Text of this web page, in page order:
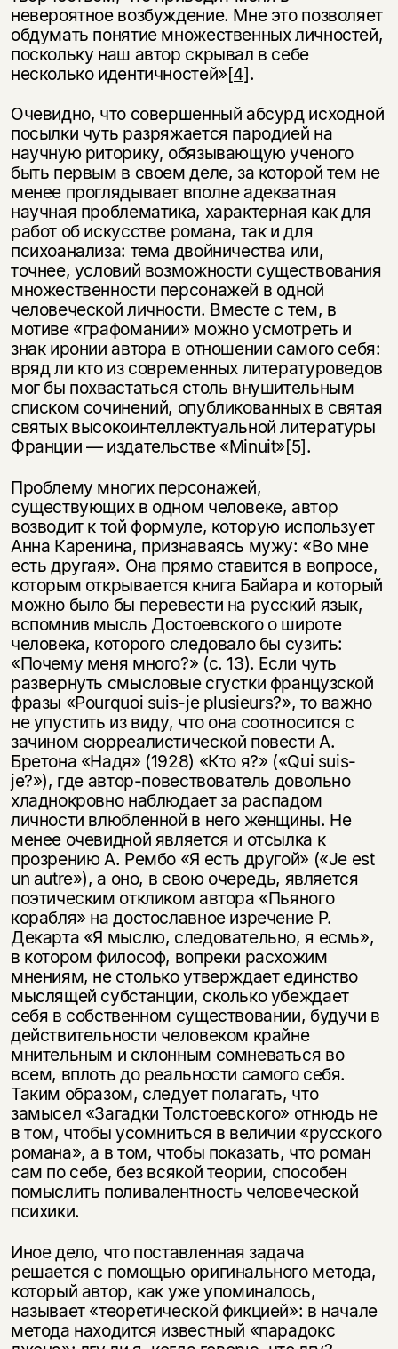
невероятное возбуждение. Мне это позволяет
обдумать понятие множественных личностей,
поскольку наш автор скрывал в себе
несколько идентичностей»[4].
Очевидно, что совершенный абсурд исходной
посылки чуть разряжается пародией на
научную риторику, обязывающую ученого
быть первым в своем деле, за которой тем не
менее проглядывает вполне адекватная
научная проблематика, характерная как для
работ об искусстве романа, так и для
психоанализа: тема двойничества или,
точнее, условий возможности существования
множественности персонажей в одной
человеческой личности. Вместе с тем, в
мотиве «графомании» можно усмотреть и
знак иронии автора в отношении самого себя:
вряд ли кто из современных литературоведов
мог бы похвастаться столь внушительным
списком сочинений, опубликованных в святая
святых высокоинтеллектуальной литературы
Франции — издательстве «Minuit»[5].
Проблему многих персонажей,
существующих в одном человеке, автор
возводит к той формуле, которую использует
Анна Каренина, признаваясь мужу: «Во мне
есть другая». Она прямо ставится в вопросе,
которым открывается книга Байара и который
можно было бы перевести на русский язык,
вспомнив мысль Достоевского о широте
человека, которого следовало бы cузить:
«Почему меня много?» (с. 13). Если чуть
развернуть смысловые сгустки французской
фразы «Pourquoi suis-je plusieurs?», то важно
не упустить из виду, что она соотносится с
зачином сюрреалистической повести А.
Бретона «Надя» (1928) «Кто я?» («Qui suis-
je?»), где автор-повествователь довольно
хладнокровно наблюдает за распадом
личности влюбленной в него женщины. Не
менее очевидной является и отсылка к
прозрению А. Рембо «Я есть другой» («Je est
un autre»), а оно, в свою очередь, является
поэтическим откликом автора «Пьяного
корабля» на достославное изречение Р.
Декарта «Я мыслю, следовательно, я есмь»,
в котором философ, вопреки расхожим
мнениям, не столько утверждает единство
мыслящей субстанции, сколько убеждает
себя в собственном существовании, будучи в
действительности человеком крайне
мнительным и склонным сомневаться во
всем, вплоть до реальности самого себя.
Таким образом, следует полагать, что
замысел «Загадки Толстоевского» отнюдь не
в том, чтобы усомниться в величии «русского
романа», а в том, чтобы показать, что роман
сам по себе, без всякой теории, способен
помыслить поливалентность человеческой
психики.
Иное дело, что поставленная задача
решается с помощью оригинального метода,
который автор, как уже упоминалось,
называет «теоретической фикцией»: в начале
метода находится известный «парадокс